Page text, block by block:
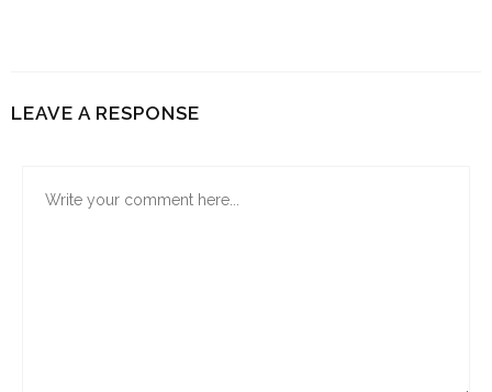
LEAVE A RESPONSE